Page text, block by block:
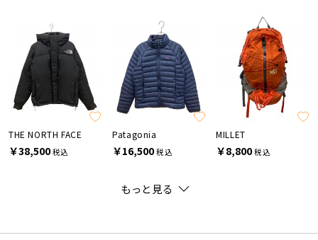
THE NORTH FACE
￥38,500税込
Patagonia
￥16,500税込
MILLET
￥8,800税込
もっと見る